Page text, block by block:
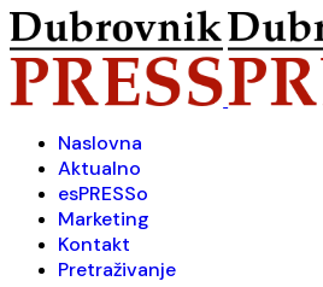
Naslovna
Aktualno
esPRESSo
Marketing
Kontakt
Pretraživanje